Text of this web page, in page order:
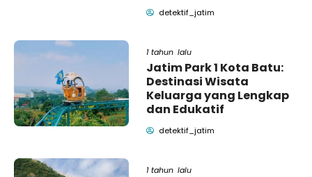
detektif_jatim
1 tahun lalu
Jatim Park 1 Kota Batu:
Destinasi Wisata
Keluarga yang Lengkap
dan Edukatif
detektif_jatim
1 tahun lalu